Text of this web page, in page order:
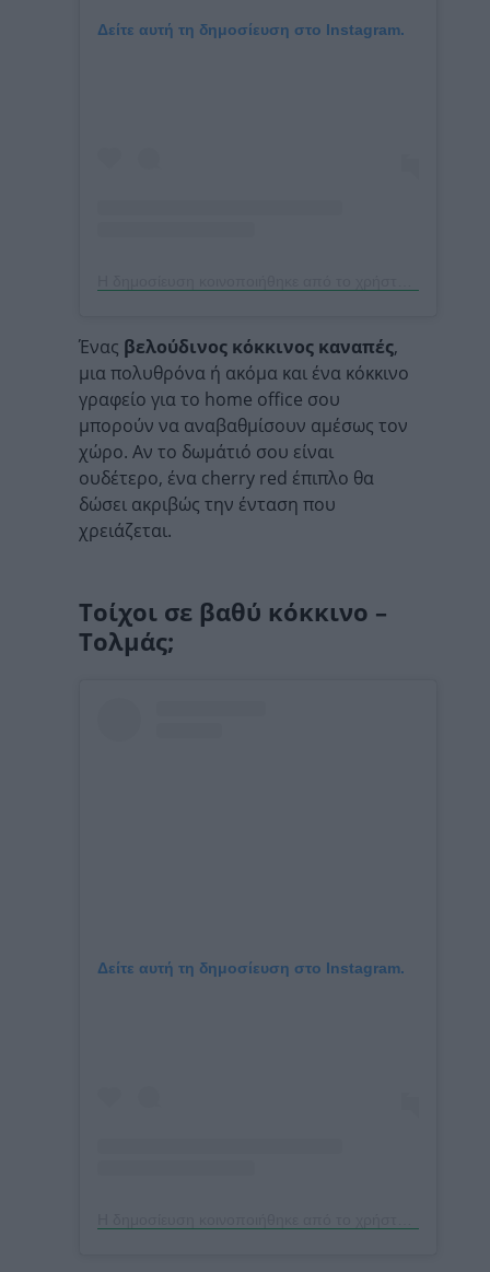
Δείτε αυτή τη δημοσίευση στο Instagram.
Ένας βελούδινος κόκκινος καναπές,
μια πολυθρόνα ή ακόμα και ένα κόκκινο
γραφείο για το home office σου
μπορούν να αναβαθμίσουν αμέσως τον
χώρο. Αν το δωμάτιό σου είναι
ουδέτερο, ένα cherry red έπιπλο θα
δώσει ακριβώς την ένταση που
χρειάζεται.
Τοίχοι σε βαθύ κόκκινο –
Τολμάς;
Δείτε αυτή τη δημοσίευση στο Instagram.